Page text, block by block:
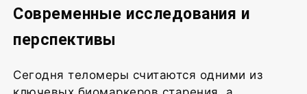
Современные исследования и
перспективы
Сегодня теломеры считаются одними из